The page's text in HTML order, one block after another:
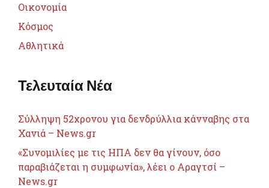
Οικονομία
Κόσμος
Αθλητικά
Τελευταία Νέα
Σύλληψη 52χρονου για δενδρύλλια κάνναβης στα
Χανιά – News.gr
«Συνομιλίες με τις ΗΠΑ δεν θα γίνουν, όσο
παραβιάζεται η συμφωνία», λέει ο Αραγτσί –
News.gr